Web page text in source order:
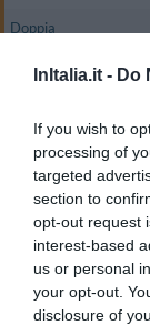
InItalia.it - Do
If you wish to
processing of
targeted
section to
opt-out request
interest-based
us or personal
your opt-out.
disclosure of
Doppia
Matrimoniale
Quadrupla
Doppia uso Singola
Le camere sono
riscaldamento,
Camere
Doppia uso Singola.